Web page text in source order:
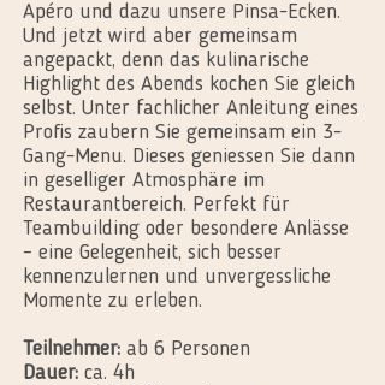
Apéro und dazu unsere Pinsa-Ecken.
Und jetzt wird aber gemeinsam
angepackt, denn das kulinarische
Highlight des Abends kochen Sie gleich
selbst. Unter fachlicher Anleitung eines
Profis zaubern Sie gemeinsam ein 3-
Gang-Menu. Dieses geniessen Sie dann
in geselliger Atmosphäre im
Restaurantbereich. Perfekt für
Teambuilding oder besondere Anlässe
– eine Gelegenheit, sich besser
kennenzulernen und unvergessliche
Momente zu erleben.
Teilnehmer: ab 6 Personen
Dauer: ca. 4h